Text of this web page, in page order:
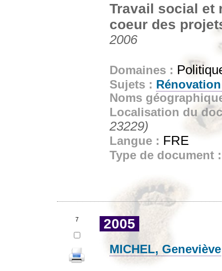
Travail social et
coeur des
2006
Domaines :
Sujets :
Noms
Localisation du
23229)
Langue : FRE
Type de document
7 2005
MICHEL, Geneviève